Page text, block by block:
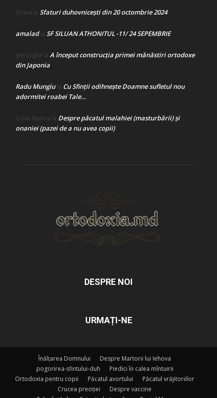
Doina la Sfaturi duhovnicești din 20 octombrie 2024
amaladla SF SILUAN ATHONITUL -11/ 24 SEPEMBRIE
gheorghe la A început construcţia primei mănăstiri ortodoxe
din Japonia
Radu Mungiula Cu Sfinții odihnește Doamne sufletul nou
adormitei roabei Tale…
Crina Marina la Despre păcatul malahiei (masturbării) şi
onaniei (pazei de a nu avea copii)
DESPRE NOI
URMAȚI-NE
Înălțarea Domnului
Despre Martorii lui Iehova
pogorirea-sfintului-duh
Piedici în calea mîntuirii
Ortodoxia pentru copii
Păcatul avortului
Păcatul vrăjitoriilor
Crucea preoției
Despre vaccine